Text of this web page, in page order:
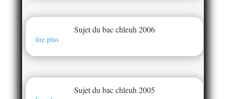
Sujet du bac chleuh 2006
lire plus
Sujet du bac chleuh 2005